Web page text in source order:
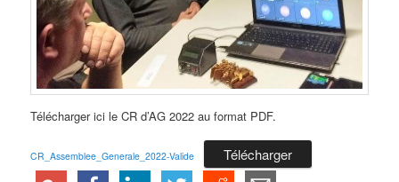
Télécharger ici le CR d’AG 2022 au format PDF.
CR_Assemblee_Generale_2022-Valide Télécharger